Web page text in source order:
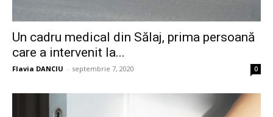
Un cadru medical din Sălaj, prima persoană
care a intervenit la...
Flavia DANCIU - septembrie 7, 2020 0